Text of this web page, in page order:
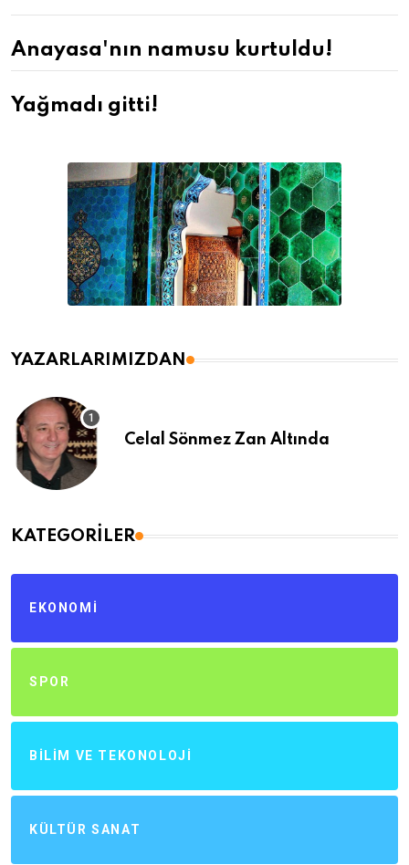
Anayasa'nın namusu kurtuldu!
Yağmadı gitti!
YAZARLARIMIZDAN
Celal Sönmez Zan Altında
KATEGORILER
EKONOMI
SPOR
BILIM VE TEKONOLOJI
KÜLTÜR SANAT